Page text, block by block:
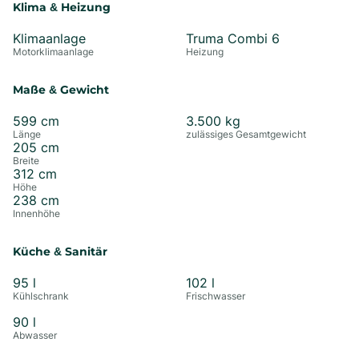
Klima & Heizung
Klimaanlage
Motorklimaanlage
Truma Combi 6
Heizung
Maße & Gewicht
599 cm
Länge
205 cm
Breite
312 cm
Höhe
238 cm
Innenhöhe
3.500 kg
zulässiges Gesamtgewicht
Küche & Sanitär
95 l
Kühlschrank
102 l
Frischwasser
90 l
Abwasser